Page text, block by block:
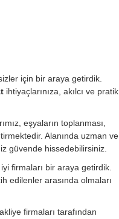
için bir araya getirdik.
ihtiyaçlarınıza, akılcı ve pratik
eşyaların toplanması,
Alanında uzman ve
güvende hissedebilirsiniz.
firmaları bir araya getirdik.
edilenler arasında olmaları
firmaları tarafından